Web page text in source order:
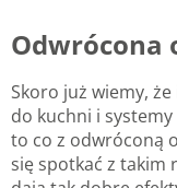
Odwrócona
Skoro już wiemy,
do kuchni i
to co z odwróconą
się spotkać z takim